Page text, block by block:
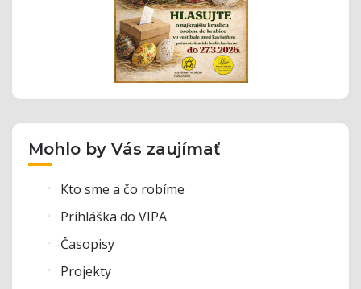
Mohlo by Vás zaujímať
Kto sme a čo robíme
Prihláška do VIPA
Časopisy
Projekty